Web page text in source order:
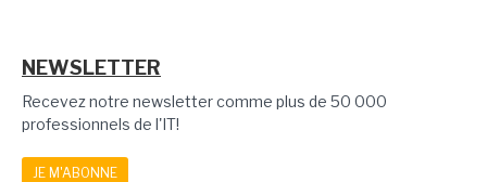
NEWSLETTER
Recevez notre newsletter comme plus de 50 000
professionnels de l'IT!
JE M'ABONNE